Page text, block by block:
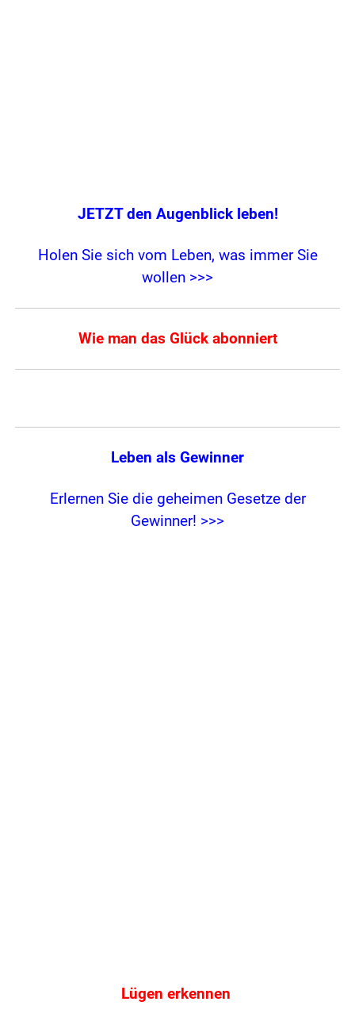
JETZT den Augenblick leben!
Holen Sie sich vom Leben, was immer Sie
wollen >>>
Wie man das Glück abonniert
Leben als Gewinner
Erlernen Sie die geheimen Gesetze der
Gewinner! >>>
Lügen erkennen